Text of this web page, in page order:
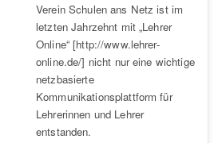
Verein Schulen ans Netz ist im
letzten Jahrzehnt mit „Lehrer
Online“ [http://www.lehrer-
online.de/] nicht nur eine wichtige
netzbasierte
Kommunikationsplattform für
Lehrerinnen und Lehrer
entstanden.